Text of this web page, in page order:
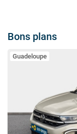
Bons plans
Guadeloupe